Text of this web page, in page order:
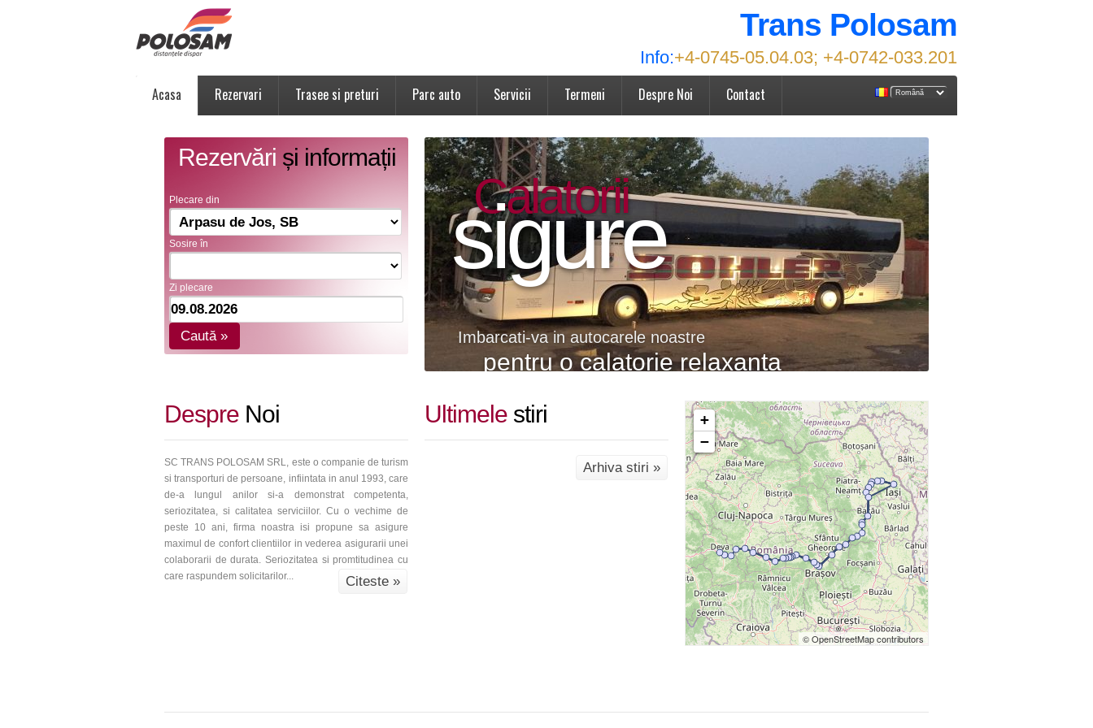
Trans Polosam
Info:+4-0745-05.04.03; +4-0742-033.201
Acasa Rezervari Trasee si preturi Parc auto Servicii Termeni Despre Noi Contact
Rezervări și informații
Plecare din
Sosire în
Zi plecare
Caută » Imbarcati-va in autocarele noastre
pentru o calatorie relaxanta
Calatorii
sigure
Despre Noi
SC TRANS POLOSAM SRL, este o companie de turism
si transporturi de persoane, infiintata in anul 1993, care
de-a lungul anilor si-a demonstrat competenta,
seriozitatea, si calitatea serviciilor. Cu o vechime de
peste 10 ani, firma noastra isi propune sa asigure
maximul de confort clientiilor in vederea asigurarii unei
colaborarii de durata. Seriozitatea si promtitudinea cu
care raspundem solicitarilor...
Citeste »
Ultimele stiri
Arhiva stiri »
+
−
© OpenStreetMap contributors